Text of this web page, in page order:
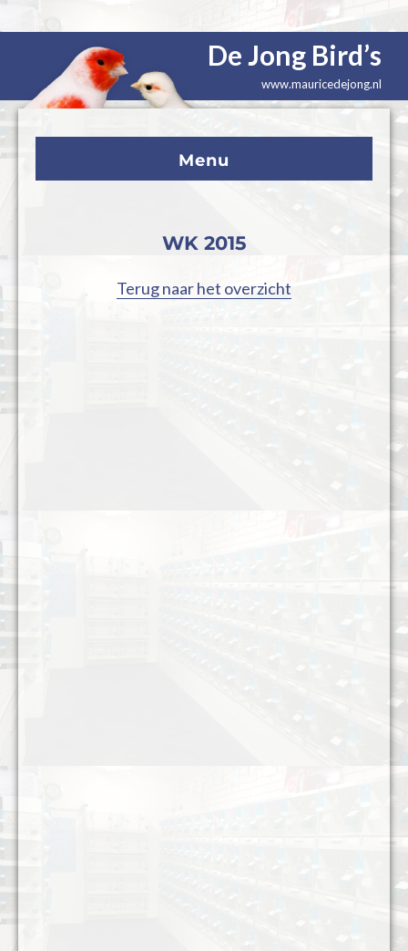
De Jong Bird’s
www.mauricedejong.nl
Menu
WK 2015
Terug naar het overzicht